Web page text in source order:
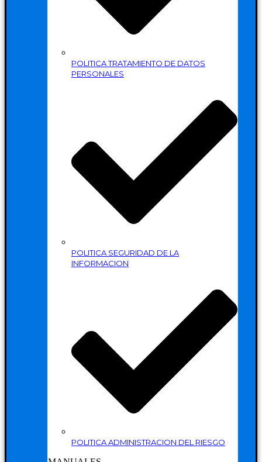
POLITICA TRATAMIENTO DE DATOS
PERSONALES
POLITICA SEGURIDAD DE LA
INFORMACION
POLITICA ADMINISTRACION DEL RIESGO